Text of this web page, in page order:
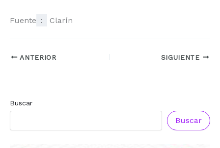
Fuente : Clarín
ANTERIOR SIGUIENTE
Buscar
Buscar